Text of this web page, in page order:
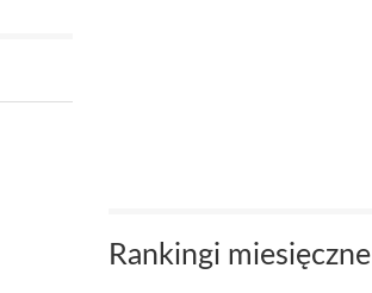
Rankingi miesięczne